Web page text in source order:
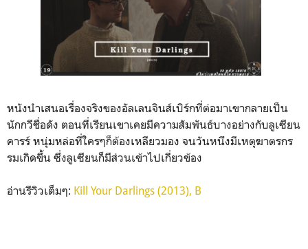
หนังนำเสนอเรื่องจริงของอัลเลนจินส์เบิร์กที่ต่อมาเขากลายเป็น
นักกวีชื่อดัง ตอนที่เรียนเขาเคยมีความสัมพันธ์บางอย่างกับลูเซียน
คารร์ หนุ่มหล่อที่ใครๆก็ต้องเหลียวมอง จนวันหนึงมีเหตุฆาตรกร
รมเกิดขึ้น ซึ่งลูเซียนก็มีส่วนเข้าไปเกี่ยวข้อง
อ่านรีวิวเต็มๆ: Kill Your Darlings (2013), B